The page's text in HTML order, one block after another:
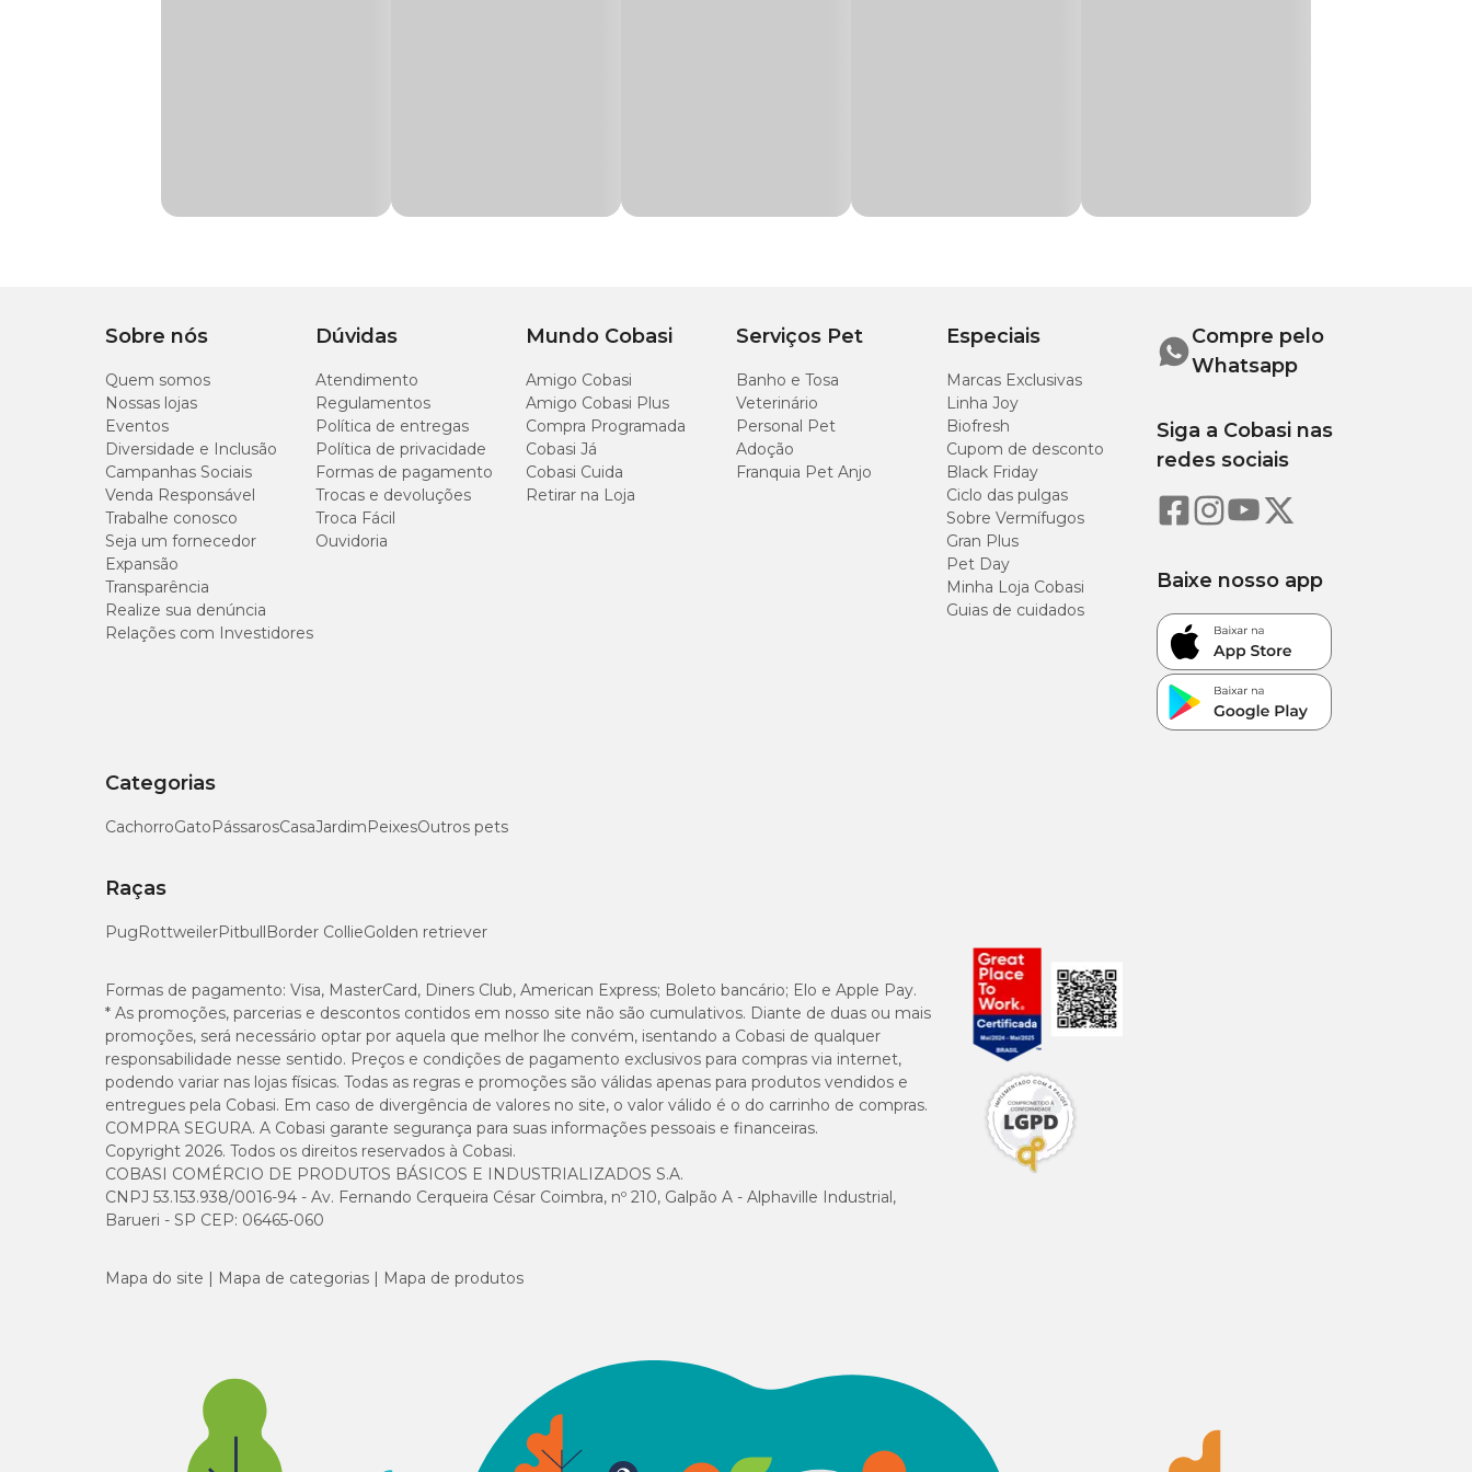
Sobre nós
Quem somos
Nossas lojas
Eventos
Diversidade e Inclusão
Campanhas Sociais
Venda Responsável
Trabalhe conosco
Seja um fornecedor
Expansão
Transparência
Realize sua denúncia
Relações com Investidores
Dúvidas
Atendimento
Regulamentos
Política de entregas
Política de privacidade
Formas de pagamento
Trocas e devoluções
Troca Fácil
Ouvidoria
Mundo Cobasi
Amigo Cobasi
Amigo Cobasi Plus
Compra Programada
Cobasi Já
Cobasi Cuida
Retirar na Loja
Serviços Pet
Banho e Tosa
Veterinário
Personal Pet
Adoção
Franquia Pet Anjo
Especiais
Marcas Exclusivas
Linha Joy
Biofresh
Cupom de desconto
Black Friday
Ciclo das pulgas
Sobre Vermífugos
Gran Plus
Pet Day
Minha Loja Cobasi
Guias de cuidados
Categorias
CachorroGatoPássarosCasaJardimPeixesOutros pets
Raças
PugRottweilerPitbullBorder CollieGolden retriever
Compre pelo
Whatsapp
Siga a Cobasi nas
redes sociais
Baixe nosso app
Formas de pagamento: Visa, MasterCard, Diners Club, American Express; Boleto bancário; Elo e Apple Pay.
* As promoções, parcerias e descontos contidos em nosso site não são cumulativos. Diante de duas ou mais
promoções, será necessário optar por aquela que melhor lhe convém, isentando a Cobasi de qualquer
responsabilidade nesse sentido. Preços e condições de pagamento exclusivos para compras via internet,
podendo variar nas lojas físicas. Todas as regras e promoções são válidas apenas para produtos vendidos e
entregues pela Cobasi. Em caso de divergência de valores no site, o valor válido é o do carrinho de compras.
COMPRA SEGURA. A Cobasi garante segurança para suas informações pessoais e financeiras.
Copyright 2026. Todos os direitos reservados à Cobasi.
COBASI COMÉRCIO DE PRODUTOS BÁSICOS E INDUSTRIALIZADOS S.A.
CNPJ 53.153.938/0016-94 - Av. Fernando Cerqueira César Coimbra, nº 210, Galpão A - Alphaville Industrial,
Barueri - SP CEP: 06465-060
Mapa do site Mapa de categorias Mapa de produtos